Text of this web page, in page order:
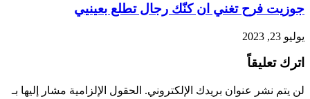
جوزيت فرح تغني ان كنّك رجال تطلع بعينيي
يوليو 23, 2023
اترك تعليقاً
لن يتم نشر عنوان بريدك الإلكتروني. الحقول الإلزامية مشار إليها بـ